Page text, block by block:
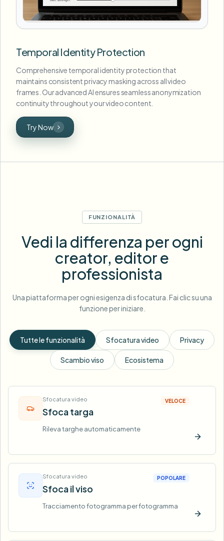
Temporal Identity Protection
Comprehensive temporal identity protection that
maintains consistent privacy masking across all video
frames. Our advanced AI ensures seamless anonymization
continuity throughout your video content.
Try Now
FUNZIONALITÀ
Vedi la differenza per ogni
creator, editor e
professionista
Una piattaforma per ogni esigenza di sfocatura. Fai clic su una
funzione per iniziare.
Tutte le funzionalità Sfocatura video Privacy
Scambio viso Ecosistema
Sfocatura video
Sfoca targa
VELOCE
Rileva targhe automaticamente
Prova
Sfocatura video
Sfoca il viso
POPOLARE
Tracciamento fotogramma per fotogramma
Prova